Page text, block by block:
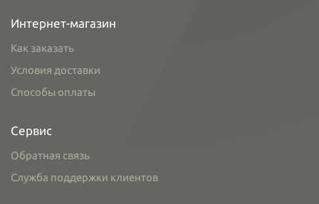
Интернет-магазин
Как заказать
Условия доставки
Способы оплаты
Сервис
Обратная связь
Служба поддержки клиентов